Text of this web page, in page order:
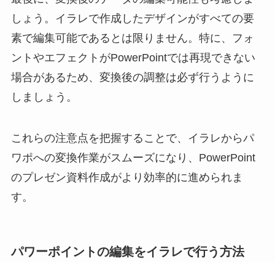
しょう。イラレで作成したデザインがすべての要
素で編集可能であるとは限りません。特に、フォ
ントやエフェクトがPowerPointでは再現できない
場合があるため、変換後の調整は必ず行うように
しましょう。
これらの注意点を把握することで、イラレからパ
ワポへの変換作業がスムーズになり、PowerPoint
のプレゼン資料作成がより効率的に進められま
す。
パワーポイントの編集をイラレで行う方法